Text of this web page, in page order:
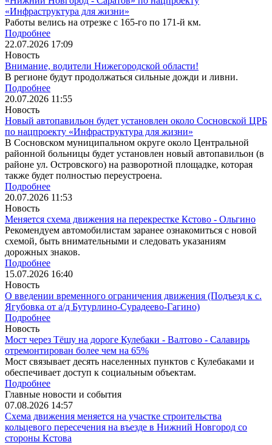
«Инфраструктура для жизни»
Работы велись на отрезке с 165-го по 171-й км.
Подробнее
22.07.2026 17:09
Новость
Внимание, водители Нижегородской области!
В регионе будут продолжаться сильные дожди и ливни.
Подробнее
20.07.2026 11:55
Новость
Новый автопавильон будет установлен около Сосновской ЦРБ
по нацпроекту «Инфраструктура для жизни»
В Сосновском муниципальном округе около Центральной
районной больницы будет установлен новый автопавильон (в
районе ул. Островского) на разворотной площадке, которая
также будет полностью переустроена.
Подробнее
20.07.2026 11:53
Новость
Меняется схема движения на перекрестке Кстово - Ольгино
Рекомендуем автомобилистам заранее ознакомиться с новой
схемой, быть внимательными и следовать указаниям
дорожных знаков.
Подробнее
15.07.2026 16:40
Новость
О введении временного ограничения движения (Подъезд к с.
Ягубовка от а/д Бутурлино-Сурадеево-Гагино)
Подробнее
Новость
Мост через Тёшу на дороге Кулебаки - Валтово - Салавирь
отремонтирован более чем на 65%
Мост связывает десять населенных пунктов с Кулебаками и
обеспечивает доступ к социальным объектам.
Подробнее
Главные новости и события
07.08.2026 14:57
Схема движения меняется на участке строительства
кольцевого пересечения на въезде в Нижний Новгород со
стороны Кстова